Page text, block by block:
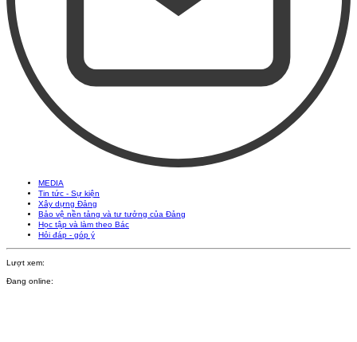
MEDIA
Tin tức - Sự kiện
Xây dựng Đảng
Bảo vệ nền tảng và tư tưởng của Đảng
Học tập và làm theo Bác
Hỏi đáp - góp ý
Lượt xem:
Đang online: